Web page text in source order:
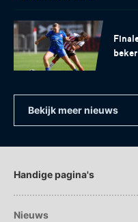
Bekijk meer nieuws
Handige pagina's
Nieuws